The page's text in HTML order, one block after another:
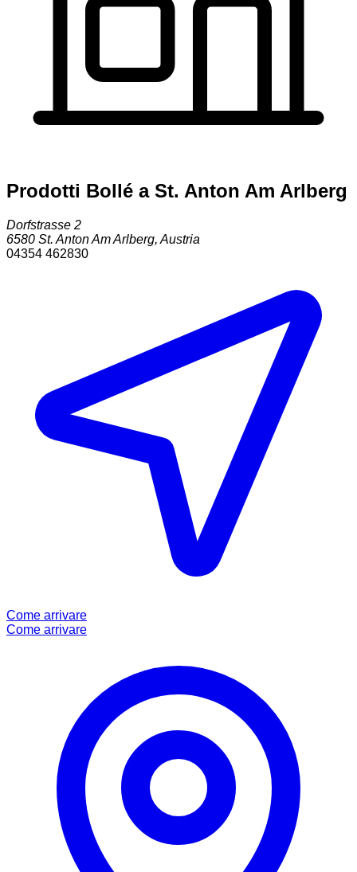
Prodotti Bollé a St. Anton Am Arlberg
Dorfstrasse 2
6580 St. Anton Am Arlberg, Austria
04354 462830
Come arrivare
Come arrivare